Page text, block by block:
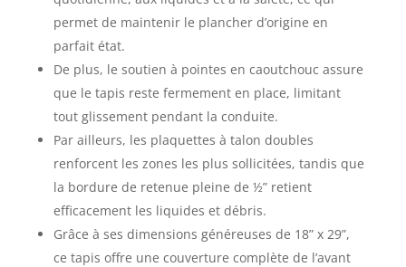
permet de maintenir le plancher d’origine en
parfait état.
De plus, le soutien à pointes en caoutchouc assure
que le tapis reste fermement en place, limitant
tout glissement pendant la conduite.
Par ailleurs, les plaquettes à talon doubles
renforcent les zones les plus sollicitées, tandis que
la bordure de retenue pleine de ½” retient
efficacement les liquides et débris.
Grâce à ses dimensions généreuses de 18” x 29”,
ce tapis offre une couverture complète de l’avant